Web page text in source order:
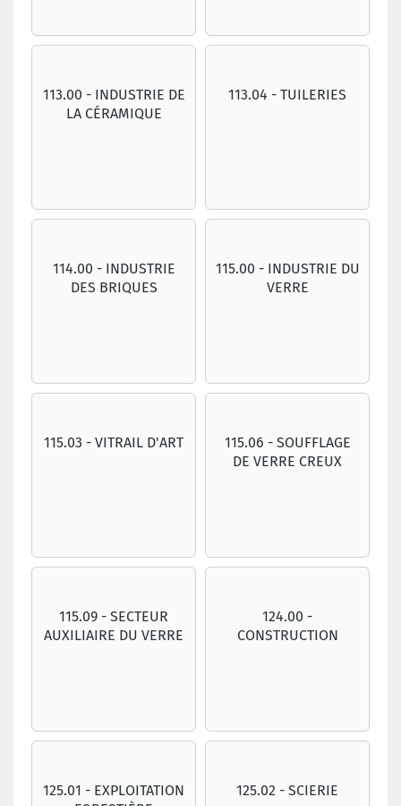
113.00 - INDUSTRIE DE
LA CÉRAMIQUE
113.04 - TUILERIES
114.00 - INDUSTRIE
DES BRIQUES
115.00 - INDUSTRIE DU
VERRE
115.03 - VITRAIL D'ART
115.06 - SOUFFLAGE
DE VERRE CREUX
115.09 - SECTEUR
AUXILIAIRE DU VERRE
124.00 -
CONSTRUCTION
125.01 - EXPLOITATION
125.02 - SCIERIE